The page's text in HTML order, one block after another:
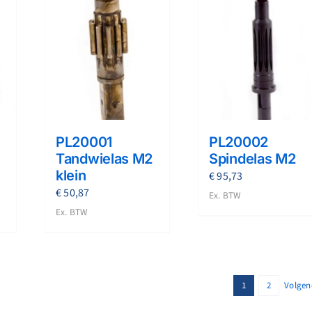
PL20001
Tandwielas M2
klein
€50,87
Ex. BTW
PL20002
Spindelas M2
€95,73
Ex. BTW
1 2